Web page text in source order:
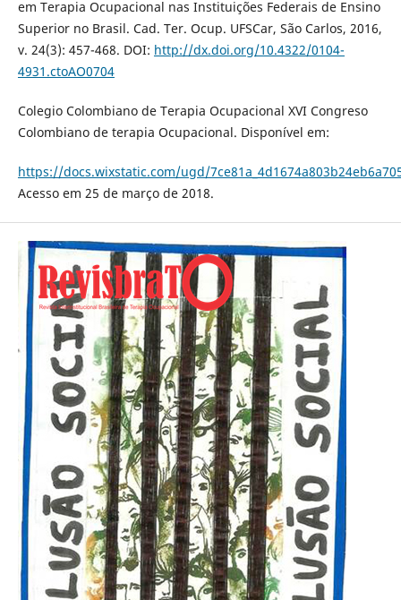
em Terapia Ocupacional nas Instituições Federais de Ensino
Superior no Brasil. Cad. Ter. Ocup. UFSCar, São Carlos, 2016,
v. 24(3): 457-468. DOI: http://dx.doi.org/10.4322/0104-
4931.ctoAO0704
Colegio Colombiano de Terapia Ocupacional XVI Congreso
Colombiano de terapia Ocupacional. Disponível em:
https://docs.wixstatic.com/ugd/
Acesso em 25 de março de 2018.